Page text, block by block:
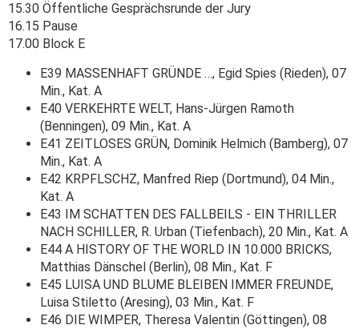
15.30 Öffentliche Gesprächsrunde der Jury
16.15 Pause
17.00 Block E
E39 MASSENHAFT GRÜNDE …, Egid Spies (Rieden), 07
Min., Kat. A
E40 VERKEHRTE WELT, Hans-Jürgen Ramoth
(Benningen), 09 Min., Kat. A
E41 ZEITLOSES GRÜN, Dominik Helmich (Bamberg), 07
Min., Kat. A
E42 KRPFLSCHZ, Manfred Riep (Dortmund), 04 Min.,
Kat. A
E43 IM SCHATTEN DES FALLBEILS - EIN THRILLER
NACH SCHILLER, R. Urban (Tiefenbach), 20 Min., Kat. A
E44 A HISTORY OF THE WORLD IN 10.000 BRICKS,
Matthias Dänschel (Berlin), 08 Min., Kat. F
E45 LUISA UND BLUME BLEIBEN IMMER FREUNDE,
Luisa Stiletto (Aresing), 03 Min., Kat. F
E46 DIE WIMPER, Theresa Valentin (Göttingen), 08